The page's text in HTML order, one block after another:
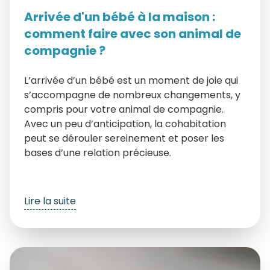
Arrivée d'un bébé à la maison :
comment faire avec son animal de
compagnie ?
L’arrivée d’un bébé est un moment de joie qui
s’accompagne de nombreux changements, y
compris pour votre animal de compagnie.
Avec un peu d’anticipation, la cohabitation
peut se dérouler sereinement et poser les
bases d’une relation précieuse.
Lire la suite